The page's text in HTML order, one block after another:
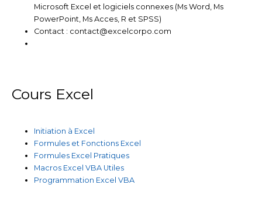
Microsoft Excel et logiciels connexes (Ms Word, Ms
PowerPoint, Ms Acces, R et SPSS)
Contact : contact@excelcorpo.com
Cours Excel
Initiation à Excel
Formules et Fonctions Excel
Formules Excel Pratiques
Macros Excel VBA Utiles
Programmation Excel VBA